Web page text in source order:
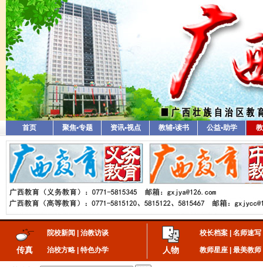
首页 聚焦•专题 资讯•视点 教辅•读书 公益•助学
传真
院校新闻 治教访谈
治校方略 特色办学 人物
校长档案 名师速写
教师星座 最美教师